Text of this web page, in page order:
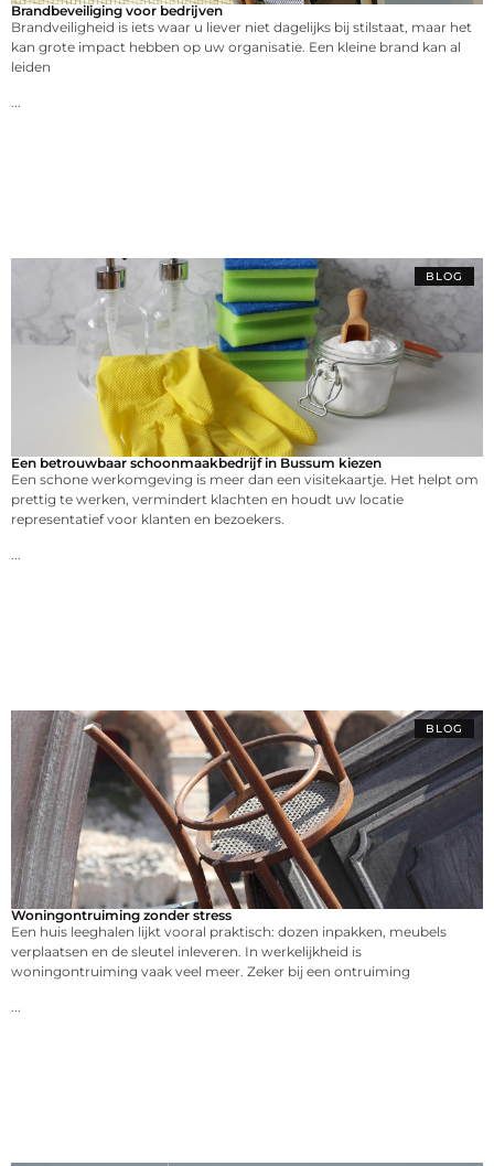
Brandbeveiliging voor bedrijven
Brandveiligheid is iets waar u liever niet dagelijks bij stilstaat, maar het
kan grote impact hebben op uw organisatie. Een kleine brand kan al
leiden
...
BLOG
Een betrouwbaar schoonmaakbedrijf in Bussum kiezen
Een schone werkomgeving is meer dan een visitekaartje. Het helpt om
prettig te werken, vermindert klachten en houdt uw locatie
representatief voor klanten en bezoekers.
...
BLOG
Woningontruiming zonder stress
Een huis leeghalen lijkt vooral praktisch: dozen inpakken, meubels
verplaatsen en de sleutel inleveren. In werkelijkheid is
woningontruiming vaak veel meer. Zeker bij een ontruiming
...